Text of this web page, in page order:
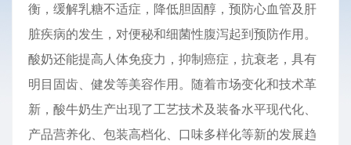
衡，缓解乳糖不适症，降低胆固醇，预防心血管及肝
脏疾病的发生，对便秘和细菌性腹泻起到预防作用。
酸奶还能提高人体免疫力，抑制癌症，抗衰老，具有
明目固齿、健发等美容作用。随着市场变化和技术革
新，酸牛奶生产出现了工艺技术及装备水平现代化、
产品营养化、包装高档化、口味多样化等新的发展趋